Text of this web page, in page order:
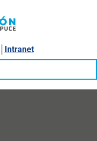
Intranet